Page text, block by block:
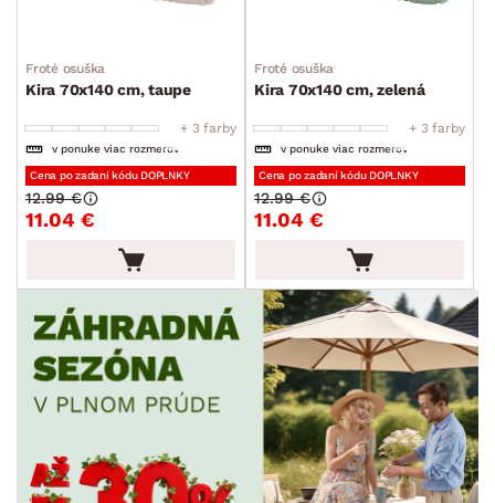
Froté osuška
Kira 70x140 cm, taupe
+ 3 farby
v ponuke viac rozmerov
Cena po zadaní kódu DOPLNKY
11.04 €
12.99 €
Froté osuška
Kira 70x140 cm, zelená
+ 3 farby
v ponuke viac rozmerov
Cena po zadaní kódu DOPLNKY
11.04 €
12.99 €